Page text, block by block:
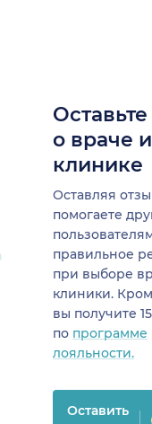
о враче
клинике
Оставляя
помогаете
правильное
при выборе
клиники.
вы получите
по программе
лояльности.
Оставить